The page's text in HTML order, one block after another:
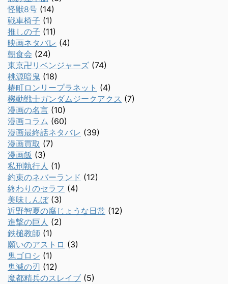
怪獣8号 (14)
戦車椅子 (1)
推しの子 (11)
映画ネタバレ (4)
朝食会 (24)
東京卍リベンジャーズ (74)
桃源暗鬼 (18)
椿町ロンリープラネット (4)
機動戦士ガンダムジークアクス (7)
漫画の名言 (10)
漫画コラム (60)
漫画最終話ネタバレ (39)
漫画買取 (7)
漫画飯 (3)
私刑執行人 (1)
約束のネバーランド (12)
終わりのセラフ (4)
美味しんぼ(3)
近野智夏の腐じょうな日常 (12)
進撃の巨人 (2)
鉄槌教師 (1)
願いのアストロ (3)
鬼ゴロシ (1)
鬼滅の刃 (12)
魔都精兵のスレイブ (5)